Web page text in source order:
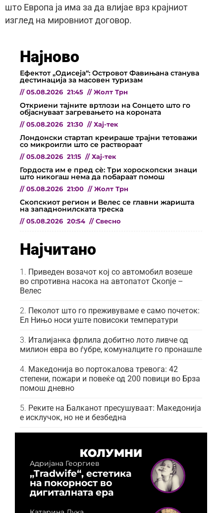
што Европа ја има за да влијае врз крајниот
изглед на мировниот договор.
Најново
Ефектот „Одисеја“: Островот Фавињана станува
дестинација за масовен туризам
// 05.08.2026 21:45 // Жолт Трн
Откриени тајните вртлози на Сонцето што го
објаснуваат загревањето на короната
// 05.08.2026 21:30 // Хај-тек
Лондонски стартап креираше трајни тетоважи
со микроигли што се раствораат
// 05.08.2026 21:15 // Хај-тек
Гордоста им е пред сѐ: Три хороскопски знаци
што никогаш нема да побараат помош
// 05.08.2026 21:00 // Жолт Трн
Скопскиот регион и Велес се главни жаришта
на западнонилската треска
// 05.08.2026 20:54 // Свесно
Најчитано
Приведен возачот кој со автомобил возеше
во спротивна насока на автопатот Скопје –
Велес
Пеколот што го преживуваме е само почеток:
Ел Нињо носи уште повисоки температури
Италијанка фрлила добитно лото ливче од
милион евра во ѓубре, комуналците го пронашле
Македонија во портокалова тревога: 42
степени, пожари и повеќе од 200 повици во Брза
помош дневно
Реките на Балканот пресушуваат: Македонија
е исклучок, но не и безбедна
КОЛУМНИ
Адријана Георгиев
„Tradwife“, естетика
на покорност во
дигиталната ера